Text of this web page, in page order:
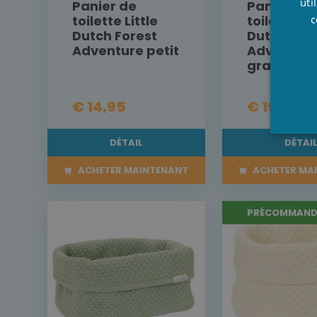
Panier de
toilette Little
Dutch Forest
Adventure petit
€ 14,95
DÉTAIL
ACHETER MAINTENANT
Panier de
toilette
Dutch
Adventure
grand
€ 19,95
DÉTAIL
ACHETER